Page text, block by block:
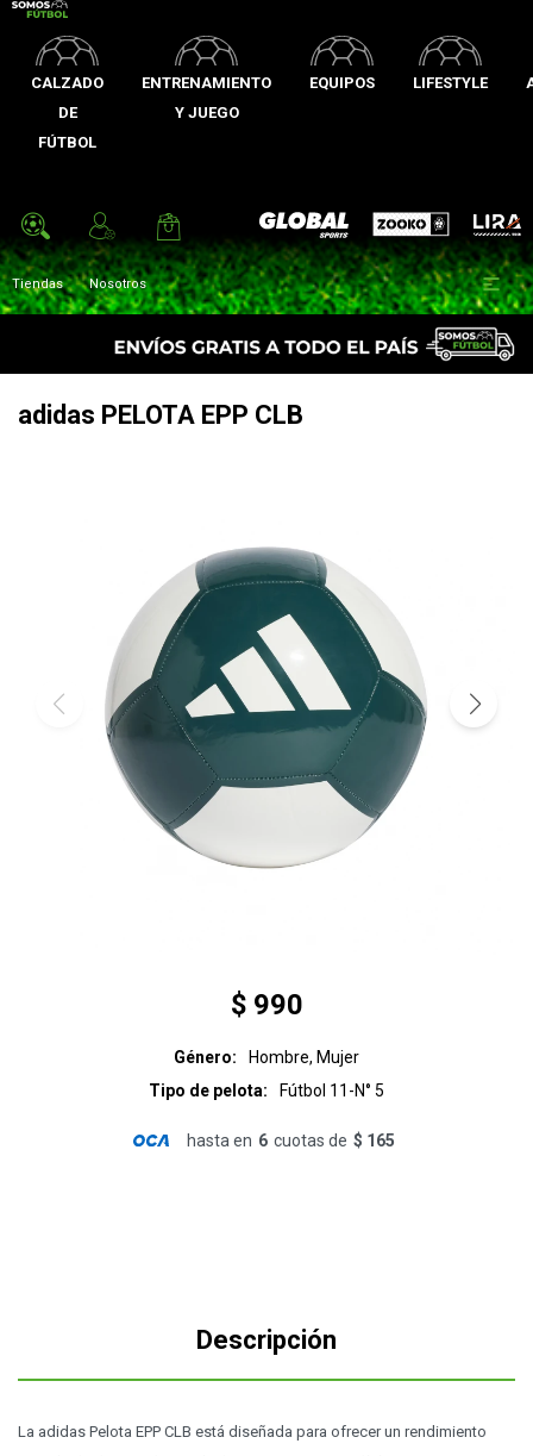
CALZADO
DE
FÚTBOL
ENTRENAMIENTO
Y JUEGO
EQUIPOS LIFESTYLE
Global Sports Zooko Lira
Tiendas Nosotros 
adidas PELOTA EPP CLB
$ 990
Género
Hombre, Mujer
Tipo de pelota
Fútbol 11-N° 5
hasta en 6 cuotas de $ 165
Descripción
La adidas Pelota EPP CLB está diseñada para ofrecer un rendimiento